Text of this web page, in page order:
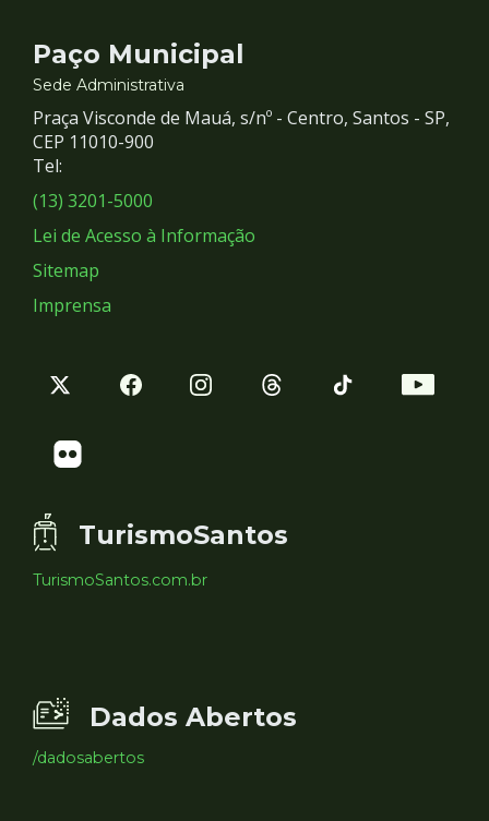
Contato
e
Redes
Sociais
Paço Municipal
Sede Administrativa
Praça Visconde de Mauá, s/nº - Centro, Santos - SP,
CEP 11010-900
Tel:
(13) 3201-5000
Lei de Acesso à Informação
Sitemap
Imprensa
TurismoSantos
TurismoSantos.com.br
Dados Abertos
/dadosabertos